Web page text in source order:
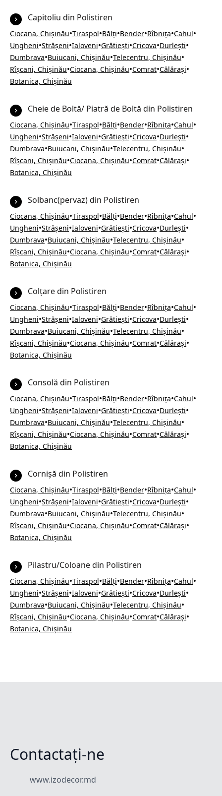
Capitoliu din Polistiren
Ciocana, Chișinău•Tiraspol•Bălți•Bender•Rîbnița•Cahul•
Ungheni•Strășeni•Ialoveni•Grătiești•Cricova•Durlești•
Dumbrava•Buiucani, Chișinău•Telecentru, Chișinău•
Rîșcani, Chișinău•Ciocana, Chișinău•Comrat•Călărași•
Botanica, Chișinău
Cheie de Boltă/ Piatră de Boltă din Polistiren
Ciocana, Chișinău•Tiraspol•Bălți•Bender•Rîbnița•Cahul•
Ungheni•Strășeni•Ialoveni•Grătiești•Cricova•Durlești•
Dumbrava•Buiucani, Chișinău•Telecentru, Chișinău•
Rîșcani, Chișinău•Ciocana, Chișinău•Comrat•Călărași•
Botanica, Chișinău
Solbanc(pervaz) din Polistiren
Ciocana, Chișinău•Tiraspol•Bălți•Bender•Rîbnița•Cahul•
Ungheni•Strășeni•Ialoveni•Grătiești•Cricova•Durlești•
Dumbrava•Buiucani, Chișinău•Telecentru, Chișinău•
Rîșcani, Chișinău•Ciocana, Chișinău•Comrat•Călărași•
Botanica, Chișinău
Colțare din Polistiren
Ciocana, Chișinău•Tiraspol•Bălți•Bender•Rîbnița•Cahul•
Ungheni•Strășeni•Ialoveni•Grătiești•Cricova•Durlești•
Dumbrava•Buiucani, Chișinău•Telecentru, Chișinău•
Rîșcani, Chișinău•Ciocana, Chișinău•Comrat•Călărași•
Botanica, Chișinău
Consolă din Polistiren
Ciocana, Chișinău•Tiraspol•Bălți•Bender•Rîbnița•Cahul•
Ungheni•Strășeni•Ialoveni•Grătiești•Cricova•Durlești•
Dumbrava•Buiucani, Chișinău•Telecentru, Chișinău•
Rîșcani, Chișinău•Ciocana, Chișinău•Comrat•Călărași•
Botanica, Chișinău
Cornișă din Polistiren
Ciocana, Chișinău•Tiraspol•Bălți•Bender•Rîbnița•Cahul•
Ungheni•Strășeni•Ialoveni•Grătiești•Cricova•Durlești•
Dumbrava•Buiucani, Chișinău•Telecentru, Chișinău•
Rîșcani, Chișinău•Ciocana, Chișinău•Comrat•Călărași•
Botanica, Chișinău
Pilastru/Coloane din Polistiren
Ciocana, Chișinău•Tiraspol•Bălți•Bender•Rîbnița•Cahul•
Ungheni•Strășeni•Ialoveni•Grătiești•Cricova•Durlești•
Dumbrava•Buiucani, Chișinău•Telecentru, Chișinău•
Rîșcani, Chișinău•Ciocana, Chișinău•Comrat•Călărași•
Botanica, Chișinău
Contactați-ne
www.izodecor.md